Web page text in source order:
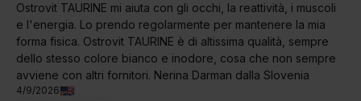
Ostrovit TAURINE mi aiuta con gli occhi, la reattività, i muscoli
e l'energia. Lo prendo regolarmente per mantenere la mia
forma fisica. Ostrovit TAURINE è di altissima qualità, sempre
dello stesso colore bianco e inodore, cosa che non sempre
avviene con altri fornitori. Nerina Darman dalla Slovenia
4/9/2026